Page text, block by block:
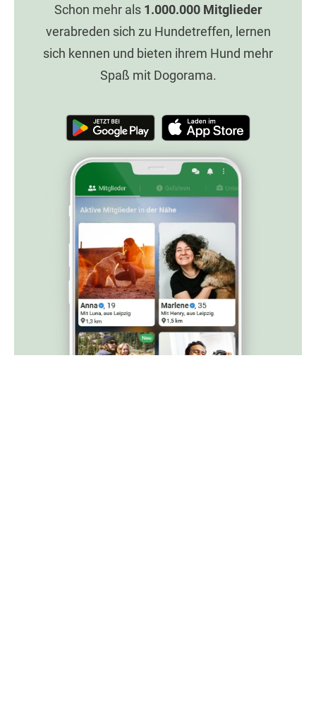
Schon mehr als 1.000.000Mitglieder
verabreden sich zu Hundetreffen, lernen
sich kennen und bieten ihrem Hund mehr
Spaß mit Dogorama.